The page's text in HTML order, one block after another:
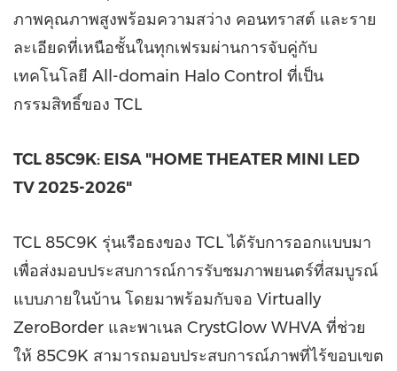
ภาพคุณภาพสูงพร้อมความสว่าง คอนทราสต์ และราย
ละเอียดที่เหนือชั้นในทุกเฟรมผ่านการจับคู่กับ
เทคโนโลยี All-domain Halo Control ที่เป็น
กรรมสิทธิ์ของ TCL
TCL 85C9K: EISA "HOME THEATER MINI LED
TV 2025-2026"
TCL 85C9K รุ่นเรือธงของ TCL ได้รับการออกแบบมา
เพื่อส่งมอบประสบการณ์การรับชมภาพยนตร์ที่สมบูรณ์
แบบภายในบ้าน โดยมาพร้อมกับจอ Virtually
ZeroBorder และพาเนล CrystGlow WHVA ที่ช่วย
ให้ 85C9K สามารถมอบประสบการณ์ภาพที่ไร้ขอบเขต